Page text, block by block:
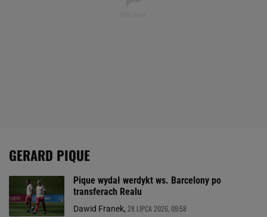
GERARD PIQUE
Pique wydał werdykt ws. Barcelony po
transferach Realu
Dawid Franek, 28 LIPCA 2026, 09:58